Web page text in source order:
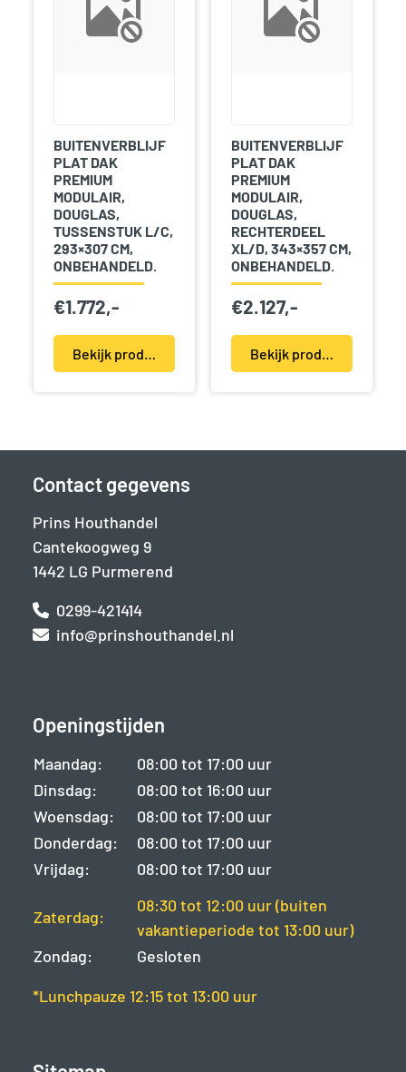
BUITENVERBLIJF
PLAT DAK
PREMIUM
MODULAIR,
DOUGLAS,
TUSSENSTUK L/C,
293×307 CM,
ONBEHANDELD.
€1.772,-
BUITENVERBLIJF
PLAT DAK
PREMIUM
MODULAIR,
DOUGLAS,
RECHTERDEEL
XL/D, 343×357 CM,
ONBEHANDELD.
€2.127,-
Contact gegevens
Prins Houthandel
Cantekoogweg 9
1442 LG Purmerend
0299-421414
info@prinshouthandel.nl
Openingstijden
Maandag:
08:00 tot 17:00 uur
Dinsdag:
08:00 tot 16:00 uur
Woensdag:
08:00 tot 17:00 uur
Donderdag:
08:00 tot 17:00 uur
Vrijdag:
08:00 tot 17:00 uur
Zaterdag:
08:30 tot 12:00 uur (buiten
vakantieperiode tot 13:00 uur)
Zondag:
Gesloten
*Lunchpauze 12:15 tot 13:00 uur